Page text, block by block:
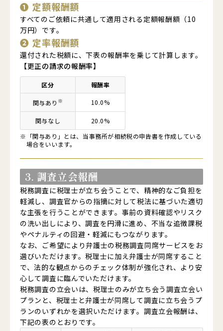
❶ 定額報酬額
すべてのご依頼に共通して適用される定額報酬額（10
万円）です。
❷ 定率報酬額
還付された税額に、下表の報酬率を乗じて計算します。
【更正の請求の報酬率】
区分 報酬率
関与あり ※ 10.0%
関与なし
20.0%
※ 「関与あり」とは、当事務所が相続税の申告書を作成している
場合をいいます。
3. 調査立会報酬
税務調査に税理士が立ち会うことで、精神的なご負担を
軽減し、調査官からの指摘に対して税法に基づいた適切
な主張を行うことができます。事前の資料確認やリスク
の洗い出しにより、調査を円滑に進め、不当な追徴課税
やペナルティの回避・軽減にもつながります。
なお、ご希望により弁護士の税務調査同席サービスをお
選びいただけます。税理士に加え弁護士が同席すること
で、法的な観点からのチェック体制が強化され、より安
心して調査に臨んでいただけます。
税務調査の立会いは、税理士のみが立ち会う調査立会い
プランと、税理士と弁護士が同席して調査に立ち会うプ
ランのいずれかを選択いただけます。調査立会報酬は、
下記の表のとおりです。